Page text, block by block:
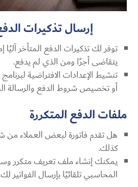
إرسال تذكيرات
توفر لك تذكيرات الدفع المتأخر
يتقاضى أجرًا ومن الذي لم يدفع.
تنشيط الإعدادات الافتراضية
أو تخصيص شروط الدفع والرسالة
ملفات الدفع المتكررة
هل تقدم فاتورة لبعض العملاء من
كذلك.
يمكنك إنشاء ملف تعريف متكرر
المحاسبي تلقائيًا بإرسال الفواتير